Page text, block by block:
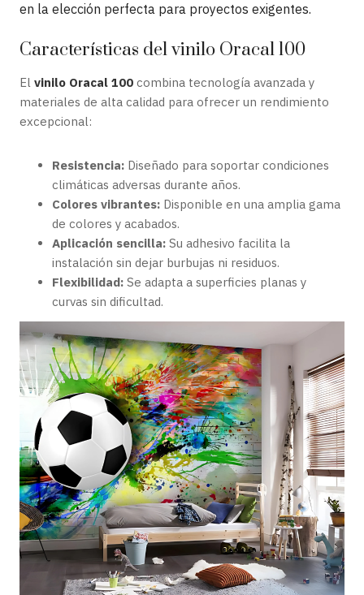
en la elección perfecta para proyectos exigentes.
Características del vinilo Oracal 100
El vinilo Oracal 100 combina tecnología avanzada y
materiales de alta calidad para ofrecer un rendimiento
excepcional:
Resistencia: Diseñado para soportar condiciones
climáticas adversas durante años.
Colores vibrantes: Disponible en una amplia gama
de colores y acabados.
Aplicación sencilla: Su adhesivo facilita la
instalación sin dejar burbujas ni residuos.
Flexibilidad: Se adapta a superficies planas y
curvas sin dificultad.